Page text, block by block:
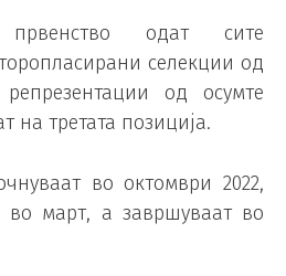
одат сите
селекции од
од осумте
на третата позиција.
во октомври 2022,
март, а завршуваат во